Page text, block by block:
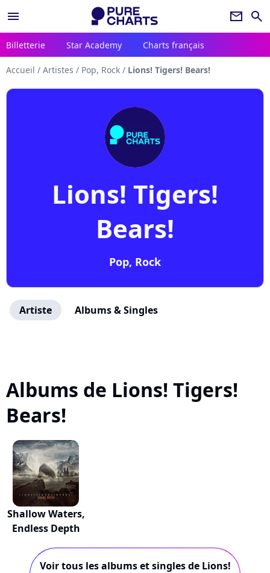
menu newsletter search
Billetterie Star Academy Charts français
Accueil / Artistes / Pop, Rock / Lions! Tigers! Bears!
Lions! Tigers!
Bears!
Pop, Rock
Artiste Albums & Singles
Albums de Lions! Tigers!
Bears!
Shallow Waters,
Endless Depth
Voir tous les albums et singles de Lions!